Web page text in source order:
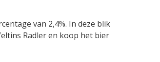
van 2,4%. In deze blik
Radler en koop het bier